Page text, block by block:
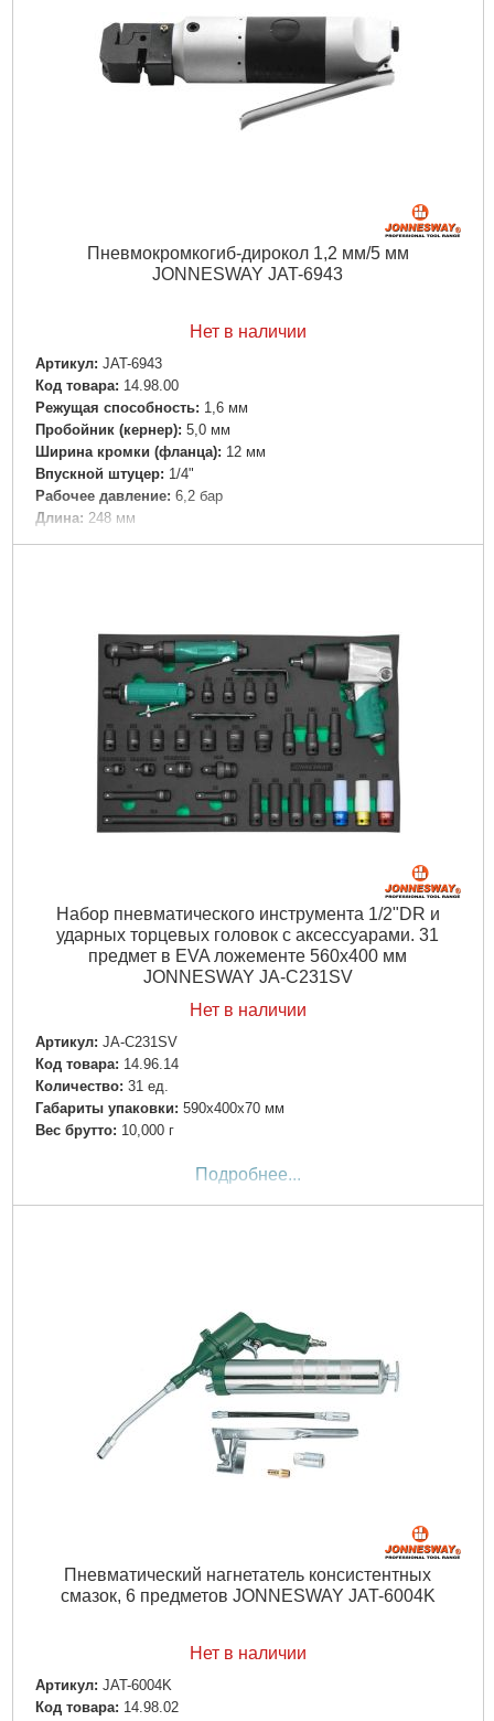
Пневмокромкогиб-дирокол 1,2 мм/5 мм
JONNESWAY JAT-6943
Нет в наличии
Артикул: JAT-6943
Код товара: 14.98.00
Режущая способность: 1,6 мм
Пробойник (кернер): 5,0 мм
Ширина кромки (фланца): 12 мм
Впускной штуцер: 1/4"
Рабочее давление: 6,2 бар
Длина: 248 мм
Габариты упаковки: 270x110x60 мм
Набор пневматического инструмента 1/2"DR и
ударных торцевых головок с аксессуарами. 31
предмет в EVA ложементе 560х400 мм
JONNESWAY JA-C231SV
Нет в наличии
Артикул: JA-C231SV
Код товара: 14.96.14
Количество: 31 ед.
Габариты упаковки: 590x400x70 мм
Вес брутто: 10,000 г
Подробнее...
Пневматический нагнетатель консистентных
смазок, 6 предметов JONNESWAY JAT-6004K
Нет в наличии
Артикул: JAT-6004K
Код товара: 14.98.02